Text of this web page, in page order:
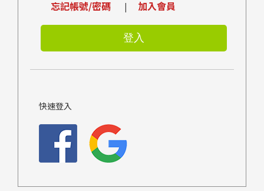
忘記帳號/密碼 | 加入會員
快速登入